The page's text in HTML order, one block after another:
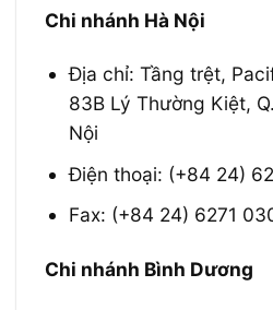
Chi nhánh Hà Nội
Địa chỉ: Tầng trệt,
83B Lý Thường Kiệt,
Nội
Điện thoại: (+84 24)
Fax: (+84 24) 6271
Chi nhánh Bình Dương